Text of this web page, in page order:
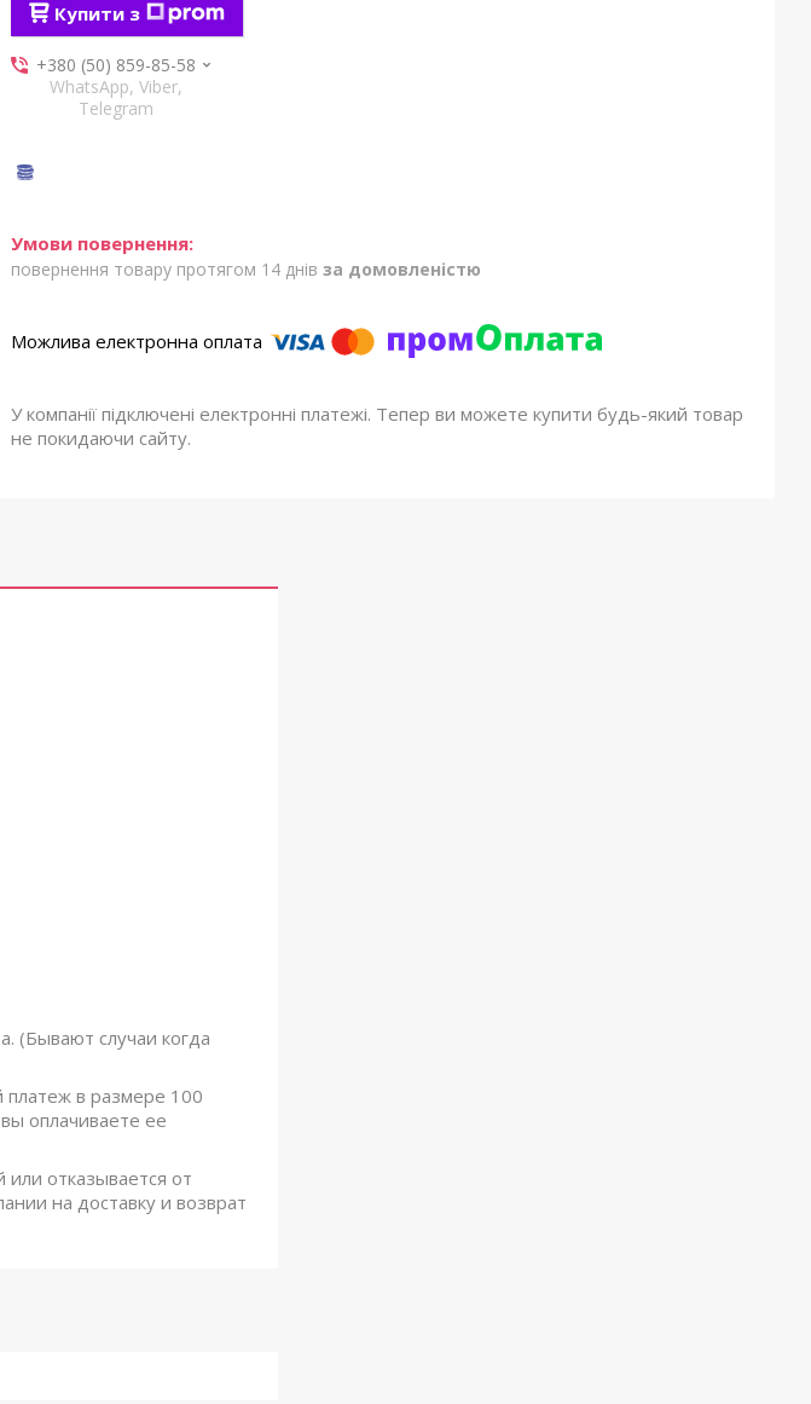
Купити з
+380 (50) 859-85-58
WhatsApp, Viber,
Telegram
повернення товару протягом 14 днів за домовленістю
У компанії підключені електронні платежі. Тепер ви можете купити будь-який товар
не покидаючи сайту.
(Бывают случаи когда
в размере 100
оплачиваете ее
или отказывается от
на доставку и возврат